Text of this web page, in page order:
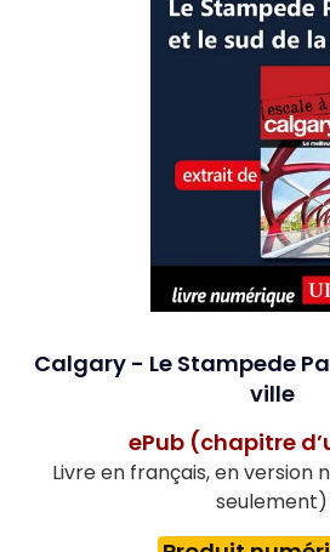
Calgary - Le Stampede
ville
ePub (chapitre
Livre en français, en version
seulement)